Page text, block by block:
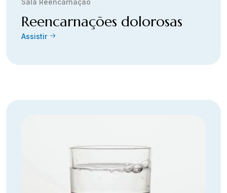
Reencarnações dolorosas
Assistir